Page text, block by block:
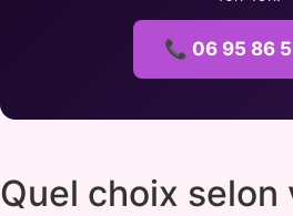
📞 06 95 86
Quel choix selon